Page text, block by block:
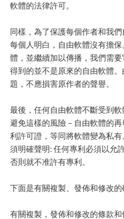
軟體的法律許可。
同樣，為了保護每個作者和我
每個人明白，自由軟體沒有擔
體，並繼續加以傳播，我們需
得到的並不是原來的自由軟體
題，不應損害原作者的聲譽。
最後，任何自由軟體不斷受到
避免這樣的風險－自由軟體的
利許可證，等同將軟體變為私
須明確聲明: 任何專利必須以允
否則就不准許有專利。
下面是有關複製、發佈和修改的
有關複製，發佈和修改的條款和